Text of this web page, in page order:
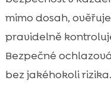
mimo dosah,
pravidelně
Bezpečné
bez jakéhokoli rizika.